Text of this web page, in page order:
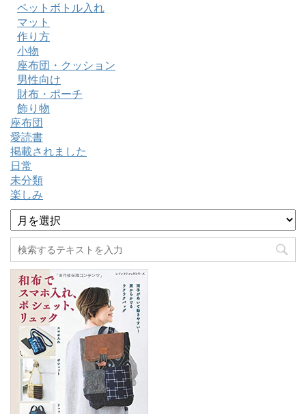
ペットボトル入れ
マット
作り方
小物
座布団・クッション
男性向け
財布・ポーチ
飾り物
座布団
愛読書
掲載されました
日常
未分類
楽しみ
ア
ー
カ
イ
ブ